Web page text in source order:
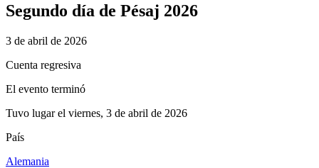
Segundo día de Pésaj 2026
3 de abril de 2026
Cuenta regresiva
El evento terminó
Tuvo lugar el viernes, 3 de abril de 2026
País
Alemania